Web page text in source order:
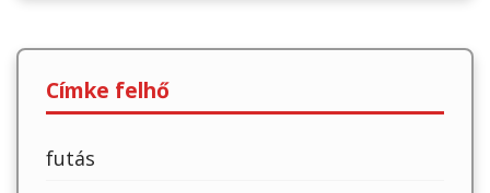
Címke felhő
futás